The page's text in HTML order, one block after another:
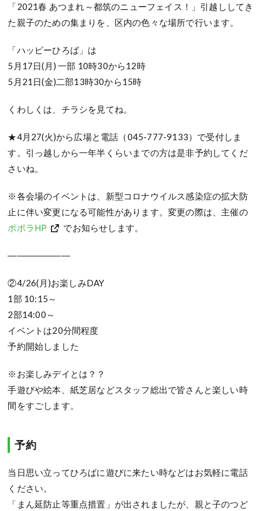
「2021春 あつまれ～都筑のニューフェイス！」引越ししてき
た親子のための集まりを、区内の色々な場所で行います。
「ハッピーひろば」は
5月17日(月) 一部 10時30から12時
5月21日(金)二部13時30から15時
くわしくは、チラシを見てね。
★4月27(火)から広場と電話（045-777-9133）で受付しま
す。引っ越しから一年半くらいまでの方は是非予約してくだ
さいね。
※各会場のイベントは、新型コロナウイルス感染症の拡大防
止に伴い変更になる可能性があります。変更の際は、主催の
ポポラHP
でお知らせします。
―――――――
②4/26(月)お楽しみDAY
1部 10:15～
2部14:00～
イベントは20分間程度
予約開始しました
※お楽しみデイとは？？
手遊びや絵本、紙芝居などスタッフ総出で皆さんと楽しい時
間をすごします。
予約
当日思い立ってひろばに遊びに来たい時などはお気軽に電話
ください。
「まん延防止等重点措置」が出されましたが、親と子のつど